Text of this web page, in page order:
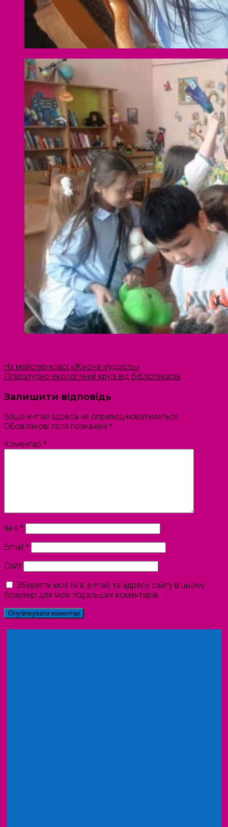
На майстер-класі «Жіноча мудрість»
Літературно-екологічний круїз від бібліотекарів
Залишити відповідь
Ваша e-mail адреса не оприлюднюватиметься.
Обов’язкові поля позначені *
Коментар *
Ім'я *
Email *
Сайт
Зберегти моє ім'я, e-mail, та адресу сайту в цьому
браузері для моїх подальших коментарів.